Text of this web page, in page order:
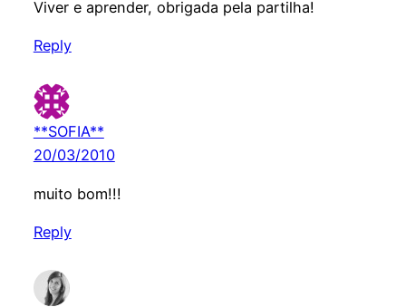
Viver e aprender, obrigada pela partilha!
Reply
**SOFIA**
20/03/2010
muito bom!!!
Reply